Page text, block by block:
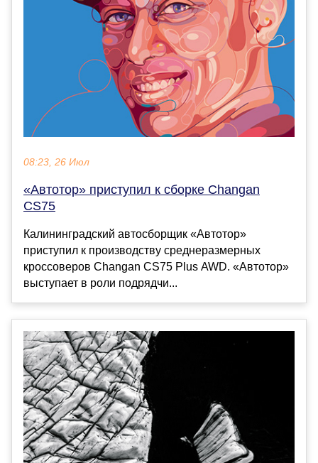
08:23, 26 Июл
«Автотор» приступил к сборке Changan
CS75
Калининградский автосборщик «Автотор»
приступил к производству среднеразмерных
кроссоверов Changan CS75 Plus AWD. «Автотор»
выступает в роли подрядчи...